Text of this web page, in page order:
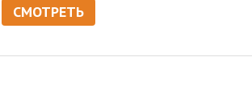
СМОТРЕТЬ